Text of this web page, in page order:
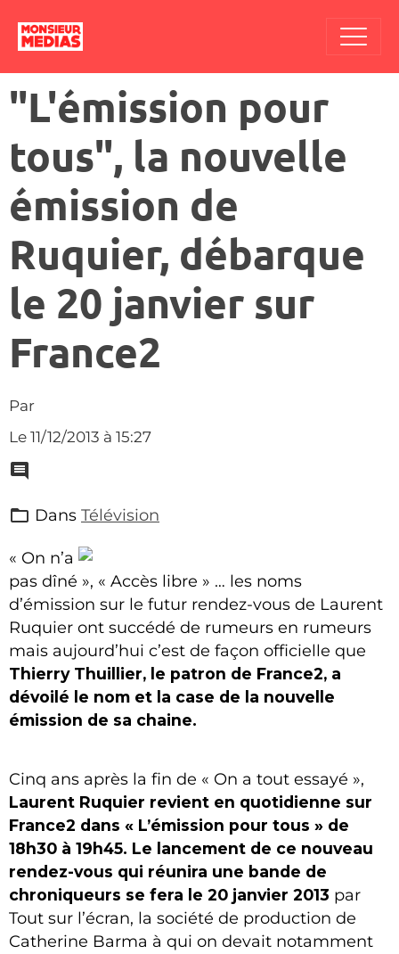
"L'émission pour
tous", la nouvelle
émission de
Ruquier, débarque
le 20 janvier sur
France2
Par
Le 11/12/2013 à 15:27
Dans Télévision
« On n’a
pas dîné », « Accès libre » … les noms
d’émission sur le futur rendez-vous de Laurent
Ruquier ont succédé de rumeurs en rumeurs
mais aujourd’hui c’est de façon officielle que
Thierry Thuillier, le patron de France2, a
dévoilé le nom et la case de la nouvelle
émission de sa chaine.
Cinq ans après la fin de « On a tout essayé »,
Laurent Ruquier revient en quotidienne sur
France2 dans « L’émission pour tous » de
18h30 à 19h45. Le lancement de ce nouveau
rendez-vous qui réunira une bande de
chroniqueurs se fera le 20 janvier 2013 par
Tout sur l’écran, la société de production de
Catherine Barma à qui on devait notamment